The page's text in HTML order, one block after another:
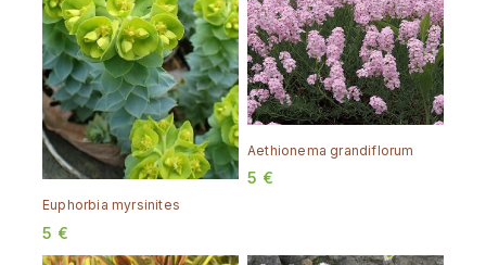
Euphorbia myrsinites
5 €
Aethionema grandiflorum
5 €